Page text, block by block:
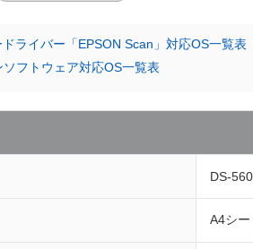
ドライバー「EPSON Scan」対応OS一覧表
フトウェア対応OS一覧表
DS-560
A4シ